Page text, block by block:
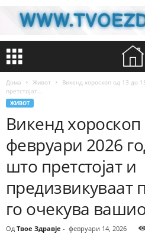
Дома Живот
Викенд хороскоп од 13 до
претстојат...
ЖИВОТ
Викенд хороскоп
февруари 2026
што претстојат и
предизвикуваат
го очекува
Од Твое Здравје - февруари 14, 2026